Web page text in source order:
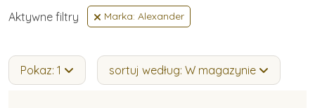
Zestawy do budowania
Gry i łamigłówki
Aktywne filtry Marka: Alexander
Pokaz: 1 sortuj według: W magazynie